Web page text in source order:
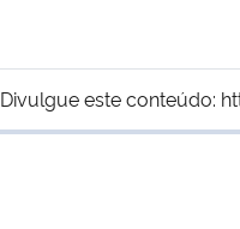
Divulgue este conteúdo: